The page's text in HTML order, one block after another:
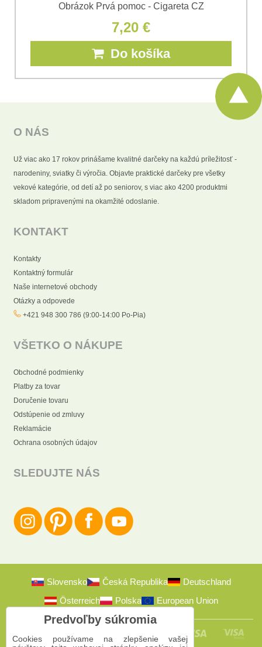
Obrázok Prvá pomoc - Cigareta CZ
7,20 €
Do košíka
O NÁS
Už viac ako 17 rokov prinášame kvalitné darčeky na každú príležitosť -
narodeniny, sviatky či výročia. Objavte praktické darčeky pre všetky
vekové kategórie, od detí až po seniorov, s viac ako 4200 produktmi
skladom pripravenými na okamžité odoslanie.
KONTAKT
Kontakty
Kontaktný formulár
Naše internetové obchody
Otázky a odpovede
+421 948 300 786 (9:00-14:00 Po-Pia)
VŠETKO O NÁKUPE
Obchodné podmienky
Platby za tovar
Doručenie tovaru
Odstúpenie od zmluvy
Reklamácie
Ochrana osobných údajov
SLEDUJTE NÁS
Slovensko Česká Republika
Deutschland
Österreich
Polska European Union
Predvoľby súkromia
Cookies používame na zlepšenie vašej